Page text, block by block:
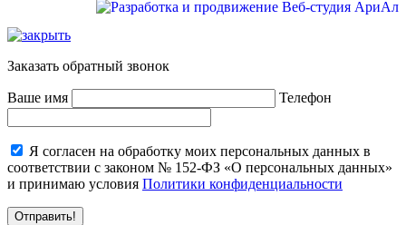
Заказать обратный звонок
Ваше имя Телефон
Я согласен на обработку моих персональных данных в
соответствии с законом № 152-ФЗ «О персональных данных»
и принимаю условия Политики конфиденциальности